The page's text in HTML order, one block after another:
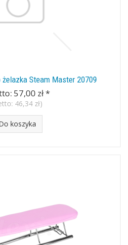
Steam Master 20709
57,00 zł*
46,34 zł)
koszyka